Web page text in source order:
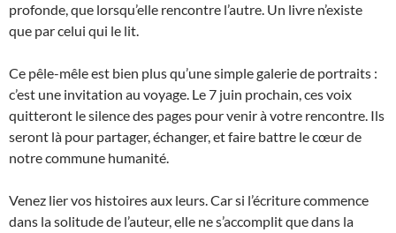
profonde, que lorsqu’elle rencontre l’autre. Un livre n’existe
que par celui qui le lit.
Ce pêle-mêle est bien plus qu’une simple galerie de portraits :
c’est une invitation au voyage. Le 7 juin prochain, ces voix
quitteront le silence des pages pour venir à votre rencontre. Ils
seront là pour partager, échanger, et faire battre le cœur de
notre commune humanité.
Venez lier vos histoires aux leurs. Car si l’écriture commence
dans la solitude de l’auteur, elle ne s’accomplit que dans la